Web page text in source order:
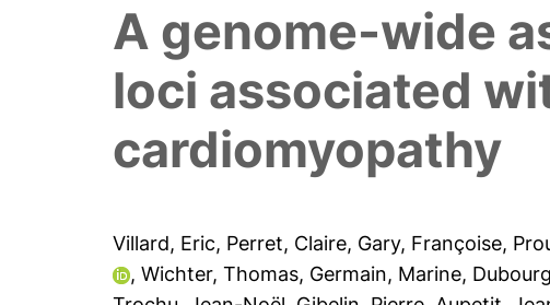
A genome-wide
loci associated
cardiomyopathy
Villard, Eric, Perret, Claire, Gary, Françoise,
,Wichter, Thomas, Germain, Marine,